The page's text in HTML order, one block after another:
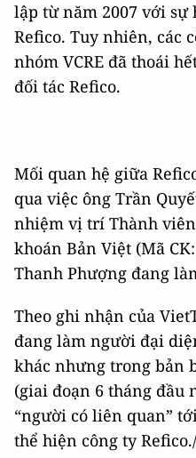
lập từ năm 2007 với sự
Refico. Tuy nhiên, các
nhóm VCRE đã thoái
đối tác Refico.
Mối quan hệ giữa
qua việc ông Trần
nhiệm vị trí Thành viên
khoán Bản Việt (Mã
Thanh Phượng đang
Theo ghi nhận của
đang làm người đại
khác nhưng trong bản
(giai đoạn 6 tháng đầu
“người có liên quan”
thể hiện công ty